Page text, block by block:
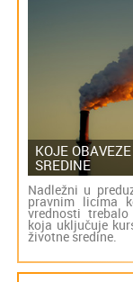
KOJE
SREDINE
Nadležni u
pravnim licima
vrednosti
koja uključuje
životne sredine.